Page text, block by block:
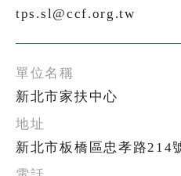
tps.sl@ccf.org.tw
新北市家扶中心
新北市板橋區忠孝路214